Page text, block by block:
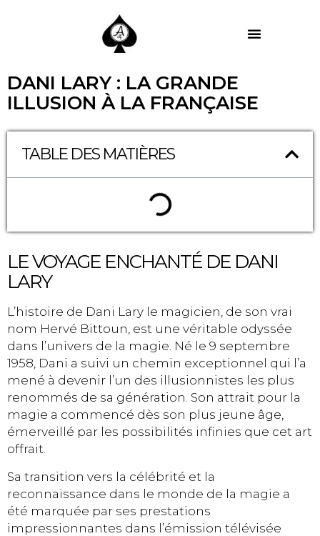
DANI LARY : LA GRANDE
ILLUSION À LA FRANÇAISE
TABLE DES MATIÈRES
LE VOYAGE ENCHANTÉ DE DANI
LARY
L’histoire de Dani Lary le magicien, de son vrai
nom Hervé Bittoun, est une véritable odyssée
dans l’univers de la magie. Né le 9 septembre
1958, Dani a suivi un chemin exceptionnel qui l’a
mené à devenir l’un des illusionnistes les plus
renommés de sa génération. Son attrait pour la
magie a commencé dès son plus jeune âge,
émerveillé par les possibilités infinies que cet art
offrait.
Sa transition vers la célébrité et la
reconnaissance dans le monde de la magie a
été marquée par ses prestations
impressionnantes dans l’émission télévisée